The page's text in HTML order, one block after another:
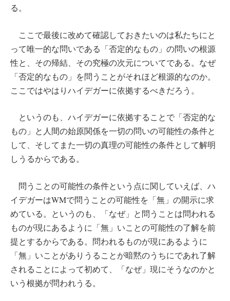
る。
ここで最後に改めて確認しておきたいのは私たちにと
って唯一的な問いである「否定的なもの」の問いの根源
性と、その帰結、その究極の次元についてである。なぜ
「否定的なもの」を問うことがそれほど根源的なのか。
ここではやはりハイデガーに依拠するべきだろう。
というのも、ハイデガーに依拠することで「否定的な
もの」と人間の始原関係を一切の問いの可能性の条件と
して、そしてまた一切の真理の可能性の条件として解明
しうるからである。
問うことの可能性の条件という点に関していえば、ハ
イデガーはWMで問うことの可能性を「無」の開示に求
めている。というのも、「なぜ」と問うことは問われる
ものが現にあるように「無」いことの可能性の了解を前
提とするからである。問われるものが現にあるように
「無」いことがありうることが暗黙のうちにであれ了解
されることによって初めて、「なぜ」現にそうなのかと
いう根拠が問われうる。